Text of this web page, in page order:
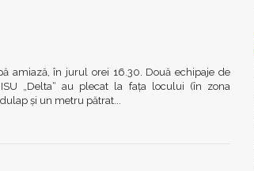
amiază, în jurul orei 16.30. Două echipaje de
„Delta“ au plecat la faţa locului (în zona
şi un metru pătrat...